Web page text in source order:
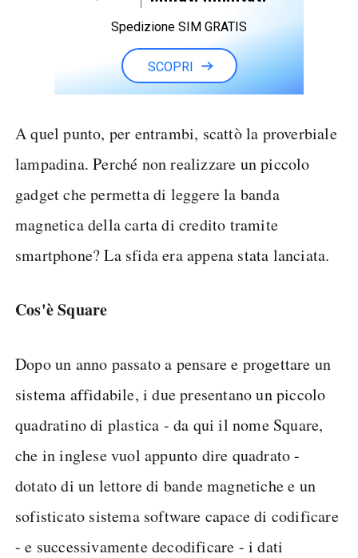
Spedizione SIM GRATIS
SCOPRI
A quel punto, per entrambi, scattò la proverbiale
lampadina. Perché non realizzare un piccolo
gadget che permetta di leggere la banda
magnetica della carta di credito tramite
smartphone? La sfida era appena stata lanciata.
Cos'è Square
Dopo un anno passato a pensare e progettare un
sistema affidabile, i due presentano un piccolo
quadratino di plastica - da qui il nome Square,
che in inglese vuol appunto dire quadrato -
dotato di un lettore di bande magnetiche e un
sofisticato sistema software capace di codificare
- e successivamente decodificare - i dati